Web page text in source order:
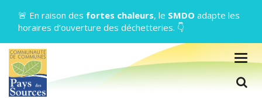
🚨 En raison des fortes chaleurs, le SMDO adapte les
horaires d’ouverture des déchetteries. 👇